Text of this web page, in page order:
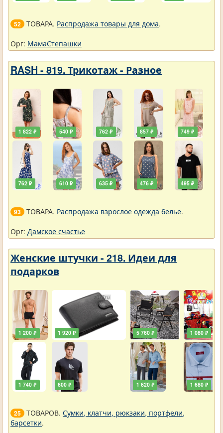
52 ТОВАРА. Распродажа товары для дома.
Орг: МамаСтепашки
RASH - 819. Трикотаж - Разное
1 822 ₽
762 ₽
540 ₽
610 ₽
762 ₽
635 ₽
857 ₽
476 ₽
749 ₽
495 ₽
93 ТОВАРА. Распродажа взрослое одежда белье.
Орг: Дамское счастье
Женские штучки - 218. Идеи для
подарков
1 200 ₽
1 740 ₽
1 920 ₽
600 ₽
5 760 ₽
1 620 ₽
1 080 ₽
1 680 ₽
25 ТОВАРОВ. Сумки, клатчи, рюкзаки, портфели,
барсетки.